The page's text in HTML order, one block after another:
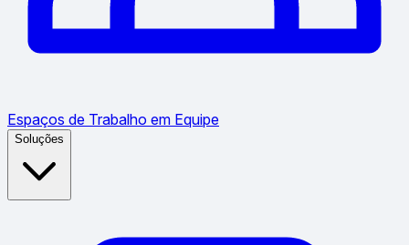
Espaços de Trabalho em Equipe
Soluções